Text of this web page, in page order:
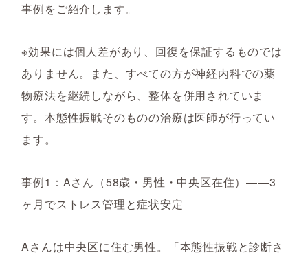
事例をご紹介します。
※効果には個人差があり、回復を保証するものでは
ありません。また、すべての方が神経内科での薬
物療法を継続しながら、整体を併用されていま
す。本態性振戦そのものの治療は医師が行ってい
ます。
事例1：Aさん（58歳・男性・中央区在住）――3
ヶ月でストレス管理と症状安定
Aさんは中央区に住む男性。「本態性振戦と診断さ